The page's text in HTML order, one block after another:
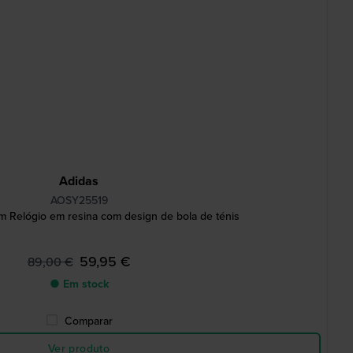
Adidas
AOSY25519
Relógio em resina com design de bola de ténis
89,00 € 59,95 €
● Em stock
Comparar
Ver produto